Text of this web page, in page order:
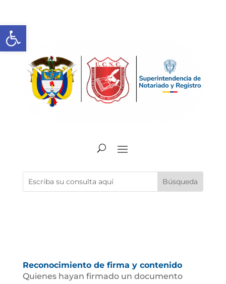
Abrir barra de herramientas
Reconocimiento de firma y contenido
Quienes hayan firmado un documento